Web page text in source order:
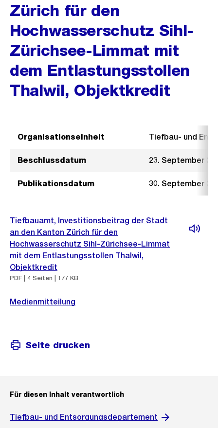
Zürich für den
Hochwasserschutz Sihl-
Zürichsee-Limmat mit
dem Entlastungsstollen
Thalwil, Objektkredit
Organisationseinheit Tiefbau- und
Beschlussdatum 23. September
Publikationsdatum 30. September
Tiefbauamt, Investitionsbeitrag der Stadt
an den Kanton Zürich für den
Hochwasserschutz Sihl-Zürichsee-Limmat
mit dem Entlastungsstollen Thalwil,
Objektkredit
PDF | 4 Seiten | 177 KB
Medienmitteilung
Seite drucken
Für diesen Inhalt verantwortlich
Tiefbau- und Entsorgungsdepartement